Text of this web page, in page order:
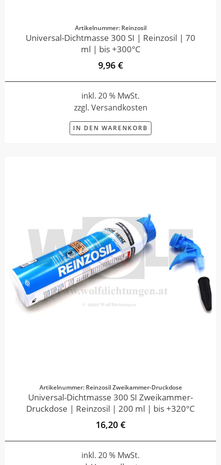
Artikelnummer: Reinzosil
Universal-Dichtmasse 300 SI | Reinzosil | 70
ml | bis +300°C
9,96 €
inkl. 20 % MwSt.
zzgl. Versandkosten
IN DEN WARENKORB
Artikelnummer: Reinzosil Zweikammer-Druckdose
Universal-Dichtmasse 300 SI Zweikammer-
Druckdose | Reinzosil | 200 ml | bis +320°C
16,20 €
inkl. 20 % MwSt.